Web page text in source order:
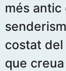
més antic
costat del
que